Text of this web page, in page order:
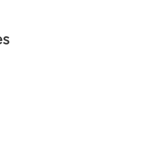
da temperatura de trabalho entre
dos produtos expostos sem interferir